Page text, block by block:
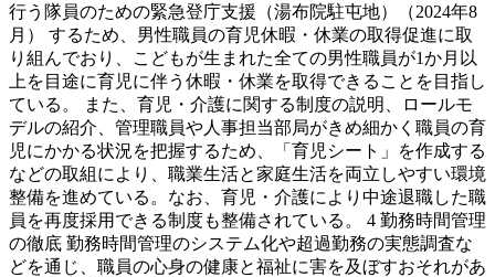
行う隊員のための緊急登庁支援（湯布院駐屯地）（2024年8
月） するため、男性職員の育児休暇・休業の取得促進に取
り組んでおり、こどもが生まれた全ての男性職員が1か月以
上を目途に育児に伴う休暇・休業を取得できることを目指し
ている。 また、育児・介護に関する制度の説明、ロールモ
デルの紹介、管理職員や人事担当部局がきめ細かく職員の育
児にかかる状況を把握するため、「育児シート」を作成する
などの取組により、職業生活と家庭生活を両立しやすい環境
整備を進めている。なお、育児・介護により中途退職した職
員を再度採用できる制度も整備されている。 4 勤務時間管理
の徹底 勤務時間管理のシステム化や超過勤務の実態調査な
どを通じ、職員の心身の健康と福祉に害を及ぼすおそれがあ